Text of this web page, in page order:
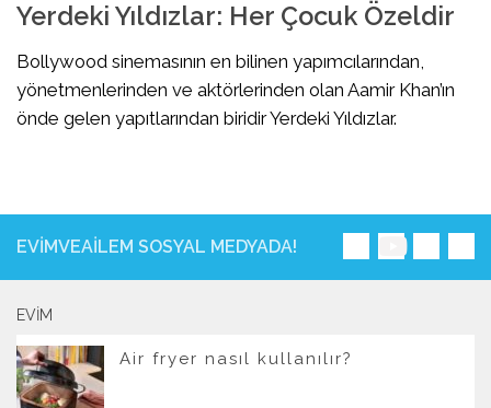
Yerdeki Yıldızlar: Her Çocuk Özeldir
Bollywood sinemasının en bilinen yapımcılarından,
yönetmenlerinden ve aktörlerinden olan Aamir Khan’ın
önde gelen yapıtlarından biridir Yerdeki Yıldızlar.
EVIMVEAILEM SOSYAL MEDYADA!
EVIM
Air fryer nasıl kullanılır?